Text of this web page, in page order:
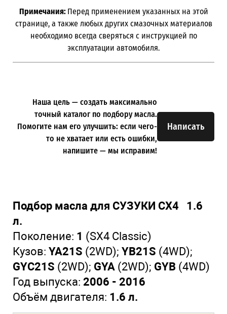
Примечания: Перед применением указанных на этой
странице, а также любых других смазочных материалов
необходимо всегда сверяться с инструкцией по
эксплуатации автомобиля.
Написать
Наша цель — создать максимально
точный каталог по подбору масла.
Помогите нам его улучшить: если чего-
то не хватает или есть ошибки,
напишите — мы исправим!
Подбор масла для СУЗУКИ СХ4 1.6
л.
Поколение: 1 (SX4 Classic)
Кузов: YA21S (2WD); YB21S (4WD);
GYC21S (2WD); GYA (2WD); GYB (4WD)
Год выпуска: 2006 - 2016
Объём двигателя: 1.6 л.